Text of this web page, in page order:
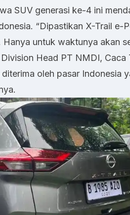
SUV generasi ke-4 ini
“Dipastikan X-Trail e-
untuk waktunya akan
Head PT NMDI, Caca
oleh pasar Indonesia